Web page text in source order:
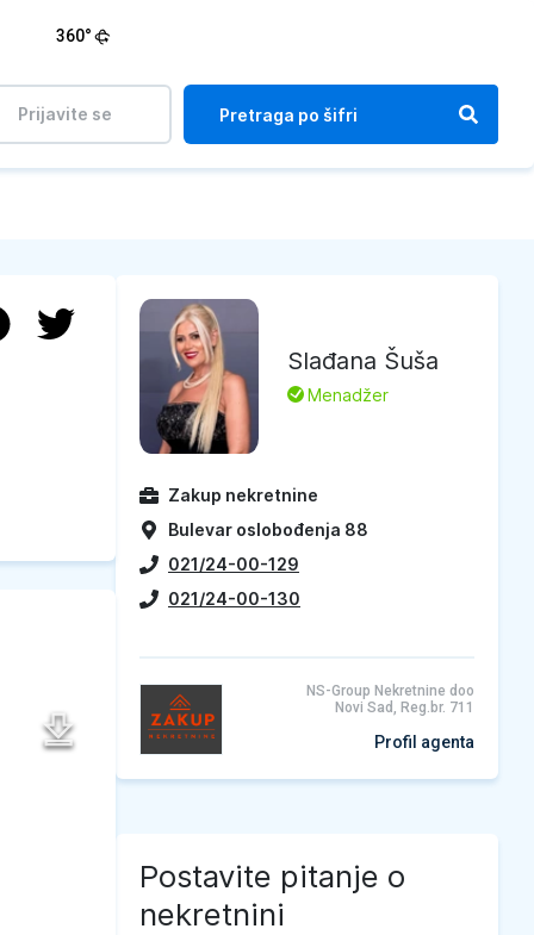
360°
Prijavite se
Slađana Šuša
L Menadžer
Zakup nekretnine
Bulevar oslobođenja 88
021/24-00-129
021/24-00-130
NS-Group Nekretnine doo
Novi Sad, Reg.br. 711
Profil agenta
Postavite pitanje o
nekretnini